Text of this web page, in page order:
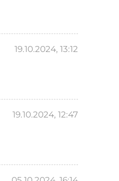
19.10.2024, 13:12
19.10.2024, 12:47